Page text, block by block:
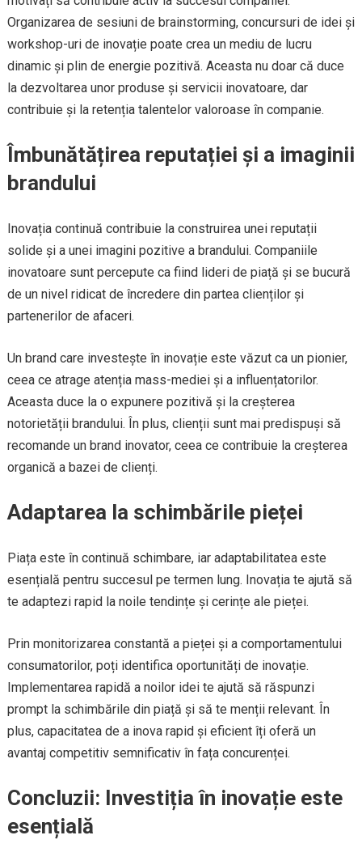
Organizarea de sesiuni de brainstorming, concursuri de idei și
workshop-uri de inovație poate crea un mediu de lucru
dinamic și plin de energie pozitivă. Aceasta nu doar că duce
la dezvoltarea unor produse și servicii inovatoare, dar
contribuie și la retenția talentelor valoroase în companie.
Îmbunătățirea reputației și a imaginii
brandului
Inovația continuă contribuie la construirea unei reputații
solide și a unei imagini pozitive a brandului. Companiile
inovatoare sunt percepute ca fiind lideri de piață și se bucură
de un nivel ridicat de încredere din partea clienților și
partenerilor de afaceri.
Un brand care investește în inovație este văzut ca un pionier,
ceea ce atrage atenția mass-mediei și a influențatorilor.
Aceasta duce la o expunere pozitivă și la creșterea
notorietății brandului. În plus, clienții sunt mai predispuși să
recomande un brand inovator, ceea ce contribuie la creșterea
organică a bazei de clienți.
Adaptarea la schimbările pieței
Piața este în continuă schimbare, iar adaptabilitatea este
esențială pentru succesul pe termen lung. Inovația te ajută să
te adaptezi rapid la noile tendințe și cerințe ale pieței.
Prin monitorizarea constantă a pieței și a comportamentului
consumatorilor, poți identifica oportunități de inovație.
Implementarea rapidă a noilor idei te ajută să răspunzi
prompt la schimbările din piață și să te menții relevant. În
plus, capacitatea de a inova rapid și eficient îți oferă un
avantaj competitiv semnificativ în fața concurenței.
Concluzii: Investiția în inovație este
esențială